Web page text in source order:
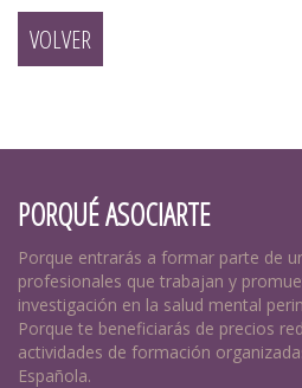
VOLVER
PORQUÉ ASOCIARTE
Porque entrarás a formar parte de
profesionales que trabajan y
investigación en la salud mental
Porque te beneficiarás de precios
actividades de formación
Española.